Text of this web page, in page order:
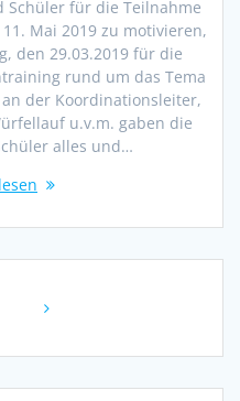
Schüler für die Teilnahme
Mai 2019 zu motivieren,
den 29.03.2019 für die
rund um das Tema
der Koordinationsleiter,
u.v.m. gaben die
alles und…